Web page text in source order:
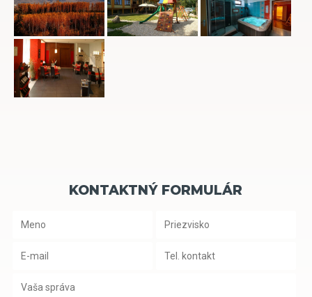
KONTAKTNÝ FORMULÁR